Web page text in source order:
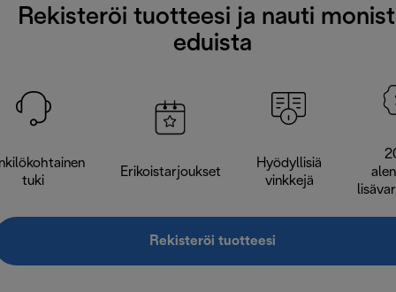
Rekisteröi tuotteesi ja nauti
eduista
tuki
Erikoistarjoukset
Hyödyllisiä
vinkkejä
Rekisteröi tuotteesi